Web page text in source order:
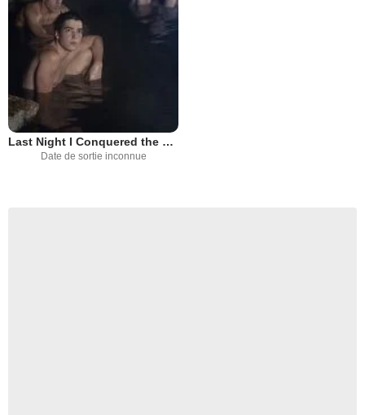
Last Night I Conquered the City of Thebes
Date de sortie inconnue